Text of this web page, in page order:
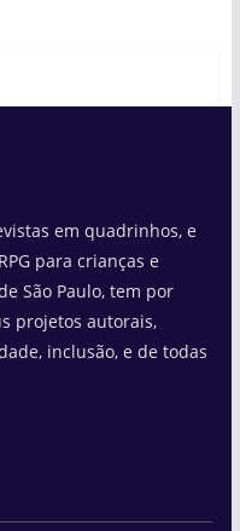
em quadrinhos, e
para crianças e
São Paulo, tem por
projetos autorais,
inclusão, e de todas